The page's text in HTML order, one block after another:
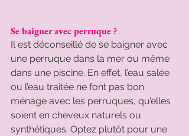
Se baigner avec perruque ?
Il est déconseillé de se baigner avec
une perruque dans la mer ou même
dans une piscine. En effet, l’eau salée
ou l’eau traitée ne font pas bon
ménage avec les perruques, qu’elles
soient en cheveux naturels ou
synthétiques. Optez plutôt pour une